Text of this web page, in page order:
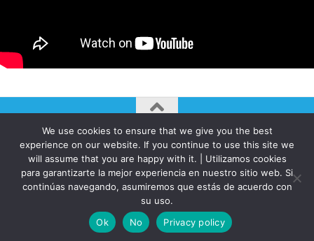
AUTOGIRO/el giro del arte actual © JAVIER MARTINEZ 2026. All
Rights Reserved.
Funciona con - Diseñado con elTema Hueman
We use cookies to ensure that we give you the best
experience on our website. If you continue to use this site we
will assume that you are happy with it. | Utilizamos cookies
para garantizarte la mejor experiencia en nuestro sitio web. Si
continúas navegando, asumiremos que estás de acuerdo con
su uso.
Ok
No Privacy policy